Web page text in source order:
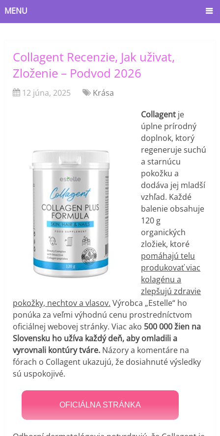
MENU
Collagent Recenzie, Jak uživat,
Zloženie – Podvod 2026
12 júna, 2025
Krása
Collagent je
úplne prírodný
doplnok, ktorý
regeneruje suchú
a starnúcu
pokožku a
dodáva jej mladší
vzhľad. Každé
balenie obsahuje
120 g
organických
zložiek, ktoré
pomáhajú telu
produkovať viac
kolagénu a
zlepšujú zdravie
pokožky, nechtov a vlasov. Výrobca „Estelle“ ho
ponúka za veľmi výhodnú cenu prostredníctvom
oficiálnej webovej stránky. Viac ako 500 000 žien na
Slovensku ho užíva každý deň, aby omladili a
vyrovnali kontúry tváre. Názory a komentáre na
fórach o Collagent ukazujú, že dosiahnuté výsledky
sú uspokojivé.
OFICIÁLNA STRÁNKA